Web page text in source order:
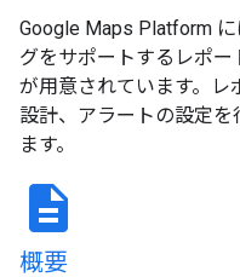
Google Maps Platform
グをサポートするレポ
が用意されています。レ
設計、アラートの設定
ます。
description
概要